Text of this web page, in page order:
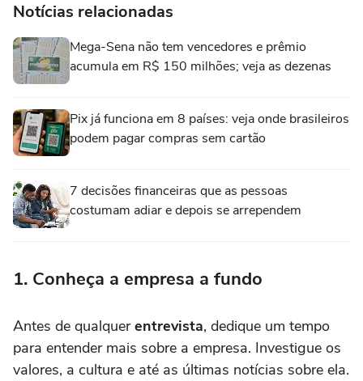
Notícias relacionadas
Mega-Sena não tem vencedores e prêmio
acumula em R$ 150 milhões; veja as dezenas
Pix já funciona em 8 países: veja onde brasileiros
podem pagar compras sem cartão
7 decisões financeiras que as pessoas
costumam adiar e depois se arrependem
1. Conheça a empresa a fundo
Antes de qualquerentrevista, dedique um tempo
para entender mais sobre a empresa. Investigue os
valores, a cultura e até as últimas notícias sobre ela.